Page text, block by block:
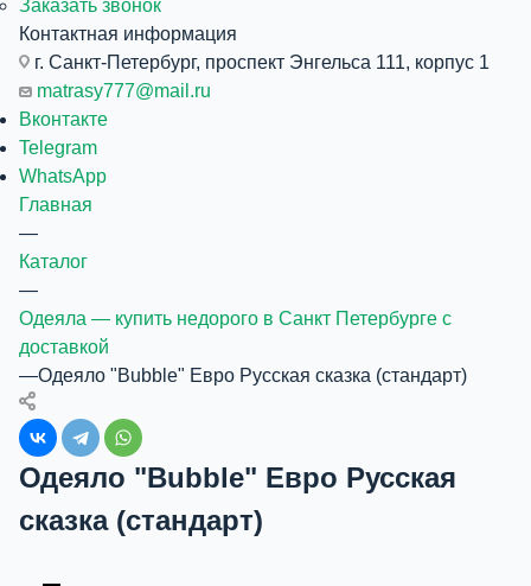
Заказать звонок
Контактная информация
г. Санкт-Петербург, проспект Энгельса 111, корпус 1
matrasy777@mail.ru
Вконтакте
Telegram
WhatsApp
Главная
—
Каталог
—
Одеяла — купить недорого в Санкт Петербурге с
доставкой
—Одеяло "Bubble" Евро Русская сказка (стандарт)
Одеяло "Bubble" Евро Русская
сказка (стандарт)